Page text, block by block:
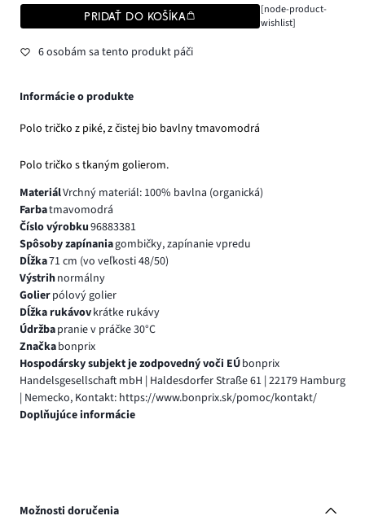
PRIDAŤ DO KOŠÍKA
[node-product-
wishlist]
6 osobám sa tento produkt páči
Informácie o produkte
Polo tričko z piké, z čistej bio bavlny tmavomodrá
Polo tričko s tkaným golierom.
MateriálVrchný materiál: 100% bavlna (organická)
Farbatmavomodrá
Číslo výrobku96883381
Spôsoby zapínaniagombičky, zapínanie vpredu
Dĺžka71 cm (vo veľkosti 48/50)
Výstrihnormálny
Golierpólový golier
Dĺžka rukávovkrátke rukávy
Údržbapranie v práčke 30°C
Značkabonprix
Hospodársky subjekt je zodpovedný voči EÚbonprix
Handelsgesellschaft mbH | Haldesdorfer Straße 61 | 22179 Hamburg
| Nemecko, Kontakt: https://www.bonprix.sk/pomoc/kontakt/
Doplňujúce informácie
Možnosti doručenia